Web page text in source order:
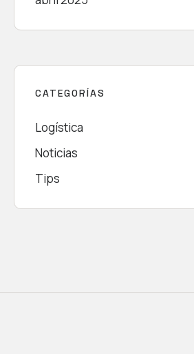
CATEGORÍAS
Logística
Noticias
Tips